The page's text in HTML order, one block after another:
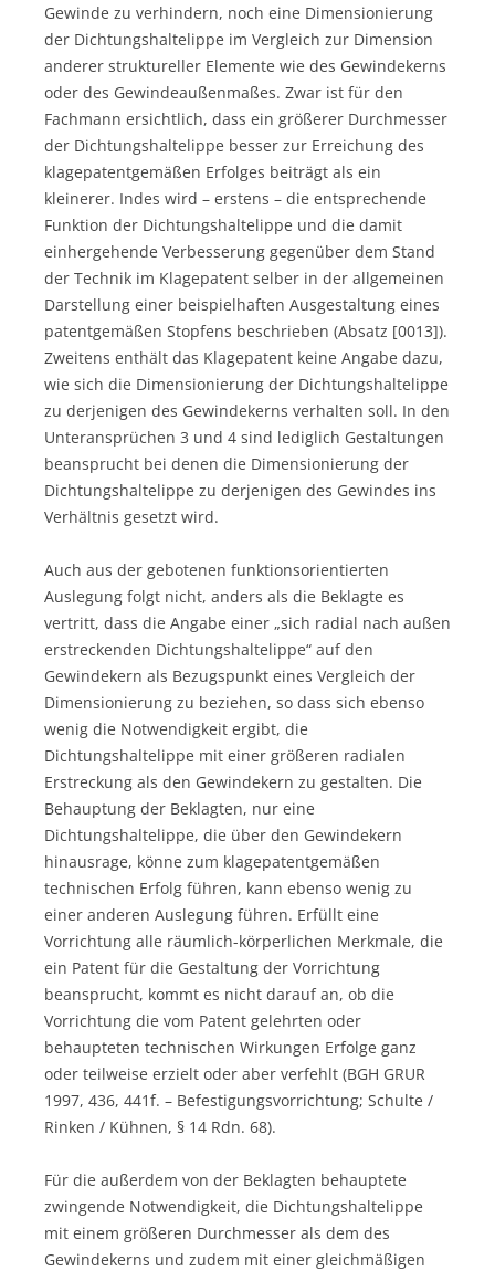
Gewinde zu verhindern, noch eine Dimensionierung
der Dichtungshaltelippe im Vergleich zur Dimension
anderer struktureller Elemente wie des Gewindekerns
oder des Gewindeaußenmaßes. Zwar ist für den
Fachmann ersichtlich, dass ein größerer Durchmesser
der Dichtungshaltelippe besser zur Erreichung des
klagepatentgemäßen Erfolges beiträgt als ein
kleinerer. Indes wird – erstens – die entsprechende
Funktion der Dichtungshaltelippe und die damit
einhergehende Verbesserung gegenüber dem Stand
der Technik im Klagepatent selber in der allgemeinen
Darstellung einer beispielhaften Ausgestaltung eines
patentgemäßen Stopfens beschrieben (Absatz [0013]).
Zweitens enthält das Klagepatent keine Angabe dazu,
wie sich die Dimensionierung der Dichtungshaltelippe
zu derjenigen des Gewindekerns verhalten soll. In den
Unteransprüchen 3 und 4 sind lediglich Gestaltungen
beansprucht bei denen die Dimensionierung der
Dichtungshaltelippe zu derjenigen des Gewindes ins
Verhältnis gesetzt wird.
Auch aus der gebotenen funktionsorientierten
Auslegung folgt nicht, anders als die Beklagte es
vertritt, dass die Angabe einer „sich radial nach außen
erstreckenden Dichtungshaltelippe“ auf den
Gewindekern als Bezugspunkt eines Vergleich der
Dimensionierung zu beziehen, so dass sich ebenso
wenig die Notwendigkeit ergibt, die
Dichtungshaltelippe mit einer größeren radialen
Erstreckung als den Gewindekern zu gestalten. Die
Behauptung der Beklagten, nur eine
Dichtungshaltelippe, die über den Gewindekern
hinausrage, könne zum klagepatentgemäßen
technischen Erfolg führen, kann ebenso wenig zu
einer anderen Auslegung führen. Erfüllt eine
Vorrichtung alle räumlich-körperlichen Merkmale, die
ein Patent für die Gestaltung der Vorrichtung
beansprucht, kommt es nicht darauf an, ob die
Vorrichtung die vom Patent gelehrten oder
behaupteten technischen Wirkungen Erfolge ganz
oder teilweise erzielt oder aber verfehlt (BGH GRUR
1997, 436, 441f. – Befestigungsvorrichtung; Schulte /
Rinken / Kühnen, § 14 Rdn. 68).
Für die außerdem von der Beklagten behauptete
zwingende Notwendigkeit, die Dichtungshaltelippe
mit einem größeren Durchmesser als dem des
Gewindekerns und zudem mit einer gleichmäßigen